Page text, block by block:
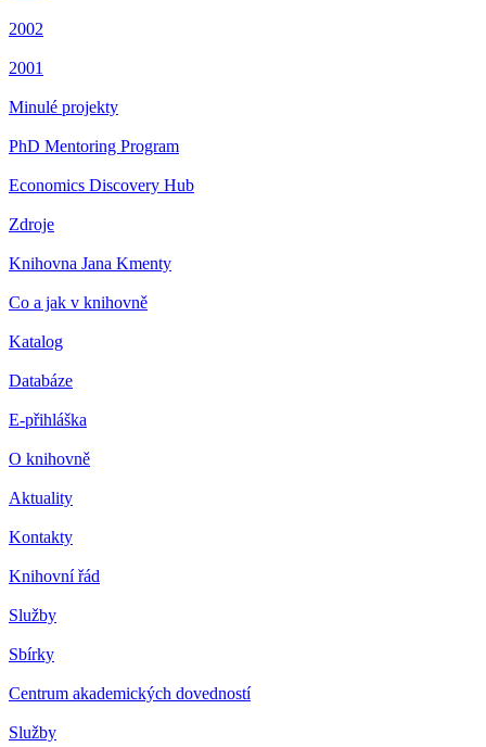
2002
2001
Minulé projekty
PhD Mentoring Program
Economics Discovery Hub
Zdroje
Knihovna Jana Kmenty
Co a jak v knihovně
Katalog
Databáze
E-přihláška
O knihovně
Aktuality
Kontakty
Knihovní řád
Služby
Sbírky
Centrum akademických dovedností
Služby